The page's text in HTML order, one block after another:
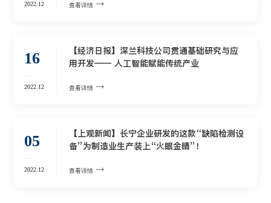
2022.12 查看详情
16
2022.12
【经济日报】深兰科技公司贯通基础研究与应
用开发—— 人工智能赋能传统产业
查看详情
05
2022.12
【上观新闻】长宁企业研发的这款“缺陷检测设
备”为制造业生产装上“火眼金睛”！
查看详情